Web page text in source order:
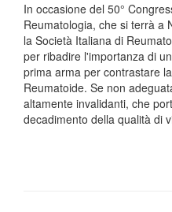
In occasione del 50°
Reumatologia, che si terrà a
la Società Italiana di
per ribadire l'importanza di
prima arma per contrastare
Reumatoide. Se non
altamente invalidanti, che
decadimento della qualità di